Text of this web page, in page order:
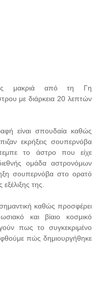
μακριά από τη Γη
με διάρκεια 20 λεπτών
είναι σπουδαία καθώς
εκρήξεις σουπερνόβα
το άστρο που είχε
ομάδα αστρονόμων
σουπερνόβα στο ορατό
της.
καθώς προσφέρει
και βίαιο κοσμικό
πως το συγκεκριμένο
πώς δημιουργήθηκε